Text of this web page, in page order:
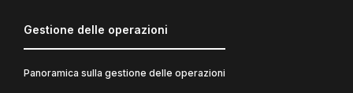
Gestione delle operazioni
Panoramica sulla gestione delle operazioni